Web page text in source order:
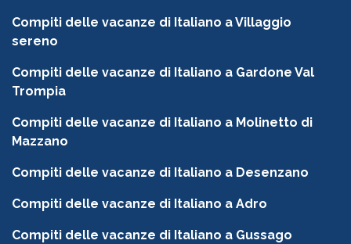
Compiti delle vacanze di Italiano a Villaggio
sereno
Compiti delle vacanze di Italiano a Gardone Val
Trompia
Compiti delle vacanze di Italiano a Molinetto di
Mazzano
Compiti delle vacanze di Italiano a Desenzano
Compiti delle vacanze di Italiano a Adro
Compiti delle vacanze di Italiano a Gussago